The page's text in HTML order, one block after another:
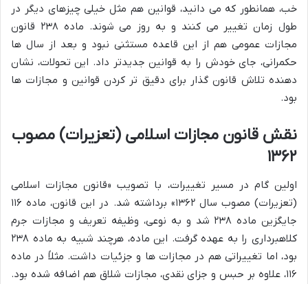
خب، همانطور که می دانید، قوانین هم مثل خیلی چیزهای دیگر در
طول زمان تغییر می کنند و به روز می شوند. ماده ۲۳۸ قانون
مجازات عمومی هم از این قاعده مستثنی نبود و بعد از سال ها
حکمرانی، جای خودش را به قوانین جدیدتر داد. این تحولات، نشان
دهنده تلاش قانون گذار برای دقیق تر کردن قوانین و مجازات ها
بود.
نقش قانون مجازات اسلامی (تعزیرات) مصوب
۱۳۶۲
اولین گام در مسیر تغییرات، با تصویب «قانون مجازات اسلامی
(تعزیرات) مصوب سال ۱۳۶۲» برداشته شد. در این قانون، ماده ۱۱۶
جایگزین ماده ۲۳۸ شد و به نوعی، وظیفه تعریف و مجازات جرم
کلاهبرداری را به عهده گرفت. این ماده، هرچند شبیه به ماده ۲۳۸
بود، اما تغییراتی هم در مجازات ها و جزئیات داشت. مثلاً در ماده
۱۱۶، علاوه بر حبس و جزای نقدی، مجازات شلاق هم اضافه شده بود.